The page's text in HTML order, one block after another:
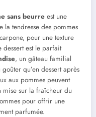
sans beurre est une
la tendresse des pommes
pour une texture
dessert est le parfait
, un gâteau familial
qu’en dessert après
aux pommes peuvent
mise sur la fraîcheur du
pour offrir une
parfumée.